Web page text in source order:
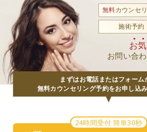
無料カウンセ
施術予約
お
お問い合
まずはお電話またはフォーム
無料カウンセリング予約をお申し込み
24時間受付 簡単30秒